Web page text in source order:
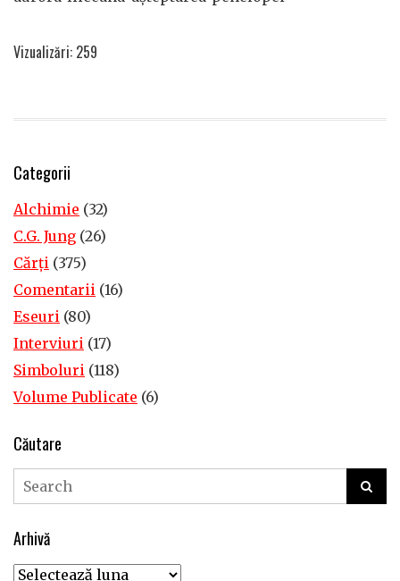
Vizualizări: 259
Categorii
Alchimie (32)
C.G. Jung (26)
Cărţi (375)
Comentarii (16)
Eseuri (80)
Interviuri (17)
Simboluri (118)
Volume Publicate (6)
Căutare
Arhivă